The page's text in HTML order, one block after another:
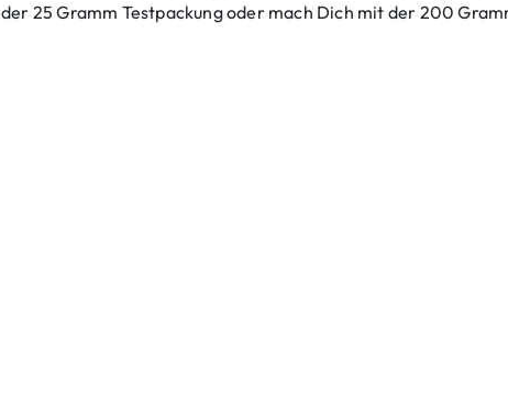
der 25 Gramm Testpackung oder mach Dich mit der 200